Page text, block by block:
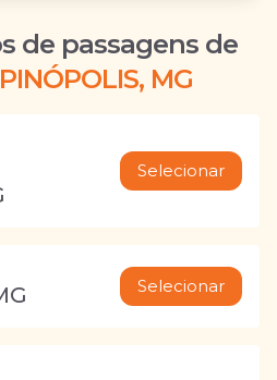
de passagens de
MG
Selecionar
Selecionar